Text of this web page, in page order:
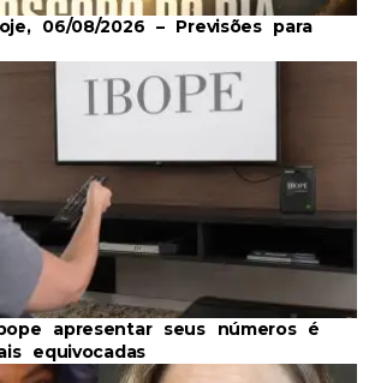
06/08/2026 – Previsões para
apresentar seus números é
equivocadas